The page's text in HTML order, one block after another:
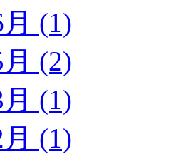
(1)
(2)
(1)
(1)